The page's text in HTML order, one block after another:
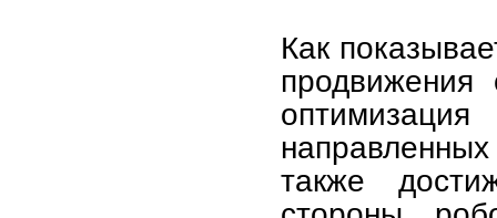
Как
продвижения
также